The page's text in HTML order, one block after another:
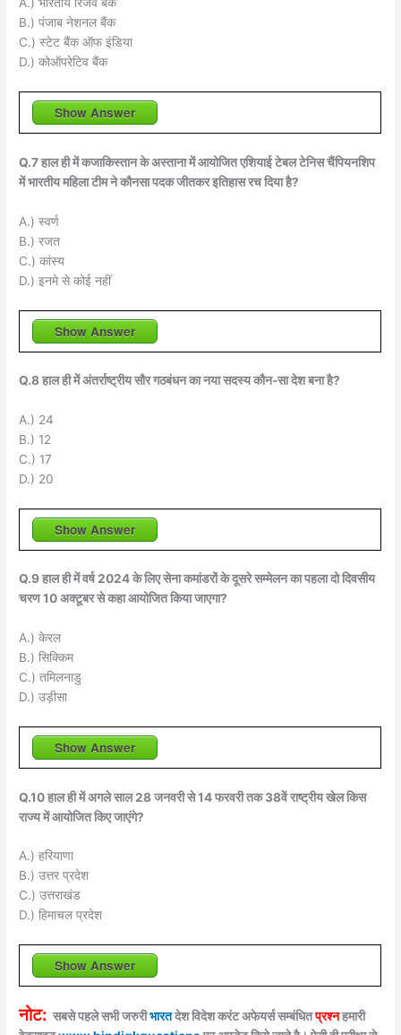
A.) भारतीय रिजर्व बैंक
B.) पंजाब नेशनल बैंक
C.) स्टेट बैंक ऑफ इंडिया
D.) कोऑपरेटिव बैंक
Show Answer
Q.7 हाल ही में कजाकिस्तान के अस्ताना में आयोजित एशियाई टेबल टेनिस चैंपियनशिप
में भारतीय महिला टीम ने कौनसा पदक जीतकर इतिहास रच दिया है?
A.) स्वर्ण
B.) रजत
C.) कांस्य
D.) इनमे से कोई नहीं
Show Answer
Q.8 हाल ही में अंतर्राष्ट्रीय सौर गठबंधन का नया सदस्य कौन-सा देश बना है?
A.) 24
B.) 12
C.) 17
D.) 20
Show Answer
Q.9 हाल ही में वर्ष 2024 के लिए सेना कमांडरों के दूसरे सम्मेलन का पहला दो दिवसीय
चरण 10 अक्टूबर से कहा आयोजित किया जाएगा?
A.) केरल
B.) सिक्किम
C.) तमिलनाडु
D.) उड़ीसा
Show Answer
Q.10 हाल ही में अगले साल 28 जनवरी से 14 फरवरी तक 38वें राष्ट्रीय खेल किस
राज्य में आयोजित किए जाएंगे?
A.) हरियाणा
B.) उत्तर प्रदेश
C.) उत्तराखंड
D.) हिमाचल प्रदेश
Show Answer
नोट: सबसे पहले सभी जरुरीभारतदेश विदेश करंट अफेयर्स सम्बंधितप्रश्नहमारी